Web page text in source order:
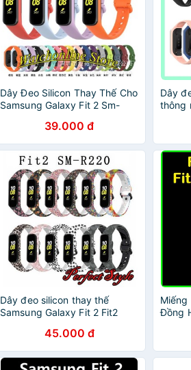
Dây Đeo Silicon Thay Thế Cho
Samsung Galaxy Fit 2 Sm-
39.000 đ
Dây
thông
Dây đeo silicon thay thế
Samsung Galaxy Fit 2 Fit2
45.000 đ
Miếng
Đồng
Fit2